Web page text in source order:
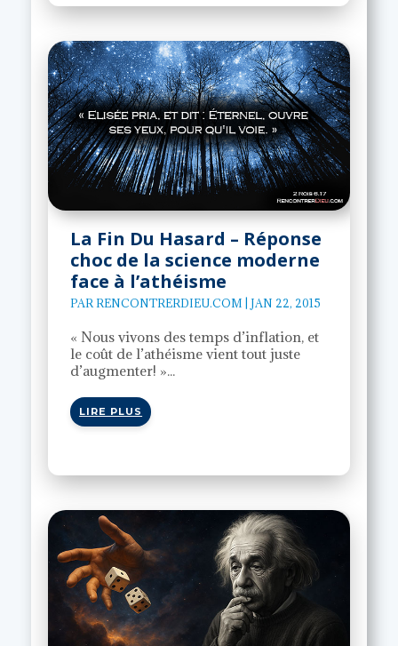
La Fin Du Hasard – Réponse
choc de la science moderne
face à l’athéisme
PAR RENCONTRERDIEU.COM |JAN 22, 2015
« Nous vivons des temps d’inflation, et
le coût de l’athéisme vient tout juste
d’augmenter! »...
LIRE PLUS